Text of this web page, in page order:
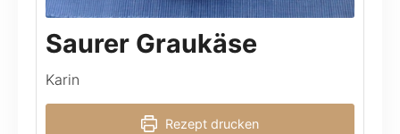
Saurer Graukäse
Karin
Rezept drucken